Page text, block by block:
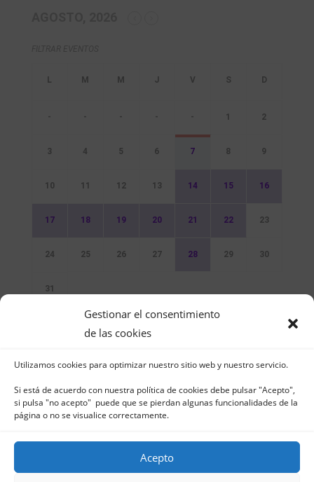
Gestionar el consentimiento
de las cookies
Utilizamos cookies para optimizar nuestro sitio web y nuestro servicio.
Si está de acuerdo con nuestra política de cookies debe pulsar "Acepto",
si pulsa "no acepto" puede que se pierdan algunas funcionalidades de la
página o no se visualice correctamente.
Acepto
- - - - - 1 2
3 4 5 6 7 8 9
10 11 12 13 14 15 16
17 18 19 20 21 22 23
24 25 26 27 28 29 30
31
Sin Eventos
Club Naútico de Jávea - Muelle Norte s/n |
03730 Jávea – España | Tel. 965 791 025 | Fax.
965 796 008 | info@cnjavea.net